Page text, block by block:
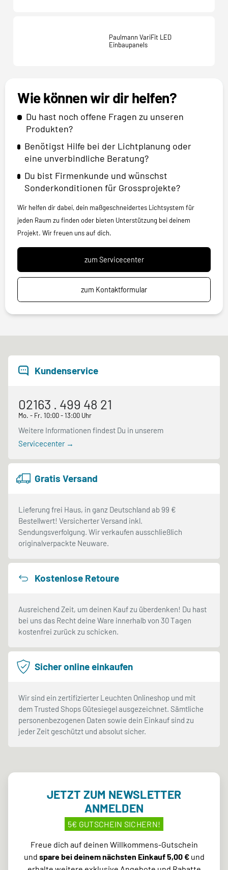
Paulmann VariFit LED
Einbaupanels
Wie können wir dir helfen?
Du hast noch offene Fragen zu unseren
Produkten?
Benötigst Hilfe bei der Lichtplanung oder
eine unverbindliche Beratung?
Du bist Firmenkunde und wünschst
Sonderkonditionen für Grossprojekte?
Wir helfen dir dabei, dein maßgeschneidertes Lichtsystem für
jeden Raum zu finden oder bieten Unterstützung bei deinem
Projekt. Wir freuen uns auf dich.
zum Servicecenter
zum Kontaktformular
Kundenservice
02163 . 499 48 21
Mo. - Fr. 10:00 - 13:00 Uhr
Weitere Informationen findest Du in unserem
Servicecenter →
Gratis Versand
Lieferung frei Haus, in ganz Deutschland ab 99 €
Bestellwert! Versicherter Versand inkl.
Sendungsverfolgung. Wir verkaufen ausschließlich
originalverpackte Neuware.
Kostenlose Retoure
Ausreichend Zeit, um deinen Kauf zu überdenken! Du hast
bei uns das Recht deine Ware innerhalb von 30 Tagen
kostenfrei zurück zu schicken.
Sicher online einkaufen
Wir sind ein zertifizierter Leuchten Onlineshop und mit
dem Trusted Shops Gütesiegel ausgezeichnet. Sämtliche
personenbezogenen Daten sowie dein Einkauf sind zu
jeder Zeit geschützt und absolut sicher.
JETZT ZUM NEWSLETTER
ANMELDEN
5€ GUTSCHEIN SICHERN!
Freue dich auf deinen Willkommens-Gutschein
und spare bei deinem nächsten Einkauf 5,00 €und